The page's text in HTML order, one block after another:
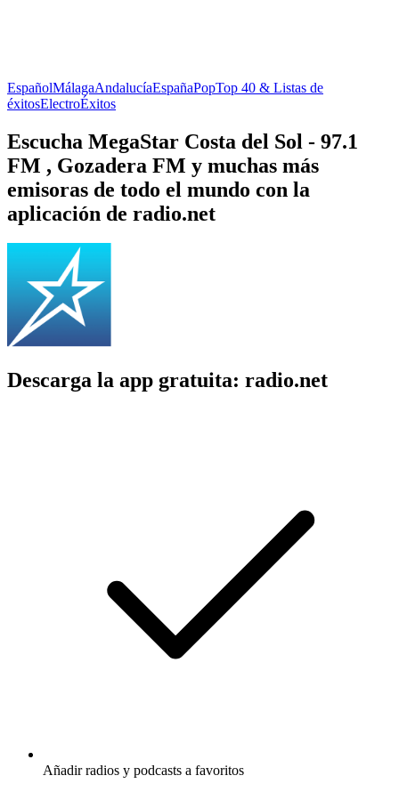
EspañolMálagaAndalucíaEspañaPopTop 40 & Listas de
éxitosElectroÉxitos
Escucha MegaStar Costa del Sol - 97.1
FM , Gozadera FM y muchas más
emisoras de todo el mundo con la
aplicación de radio.net
Descarga la app gratuita: radio.net
Añadir radios y podcasts a favoritos